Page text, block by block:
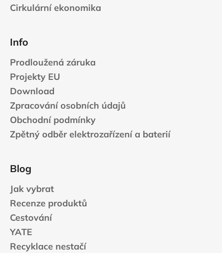
Cirkulární ekonomika
Info
Prodloužená záruka
Projekty EU
Download
Zpracování osobních údajů
Obchodní podmínky
Zpětný odběr elektrozařízení a baterií
Blog
Jak vybrat
Recenze produktů
Cestování
YATE
Recyklace nestačí